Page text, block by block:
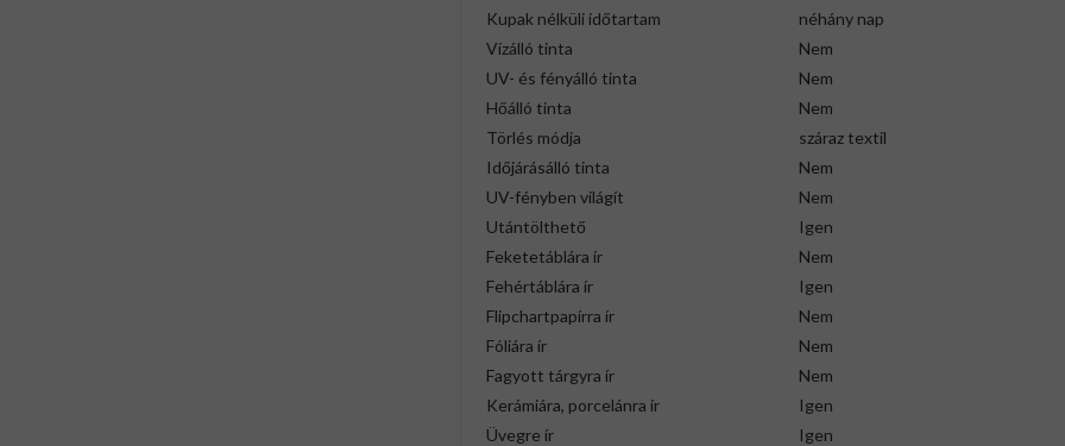
Kupak nélküli időtartam
néhány nap
Vízálló tinta
Nem
UV- és fényálló tinta
Nem
Hőálló tinta
Nem
Törlés módja
száraz textil
Időjárásálló tinta
Nem
UV-fényben világít
Nem
Utántölthető
Igen
Feketetáblára ír
Nem
Fehértáblára ír
Igen
Flipchartpapírra ír
Nem
Fóliára ír
Nem
Fagyott tárgyra ír
Nem
Kerámiára, porcelánra ír
Igen
Üvegre ír
Igen